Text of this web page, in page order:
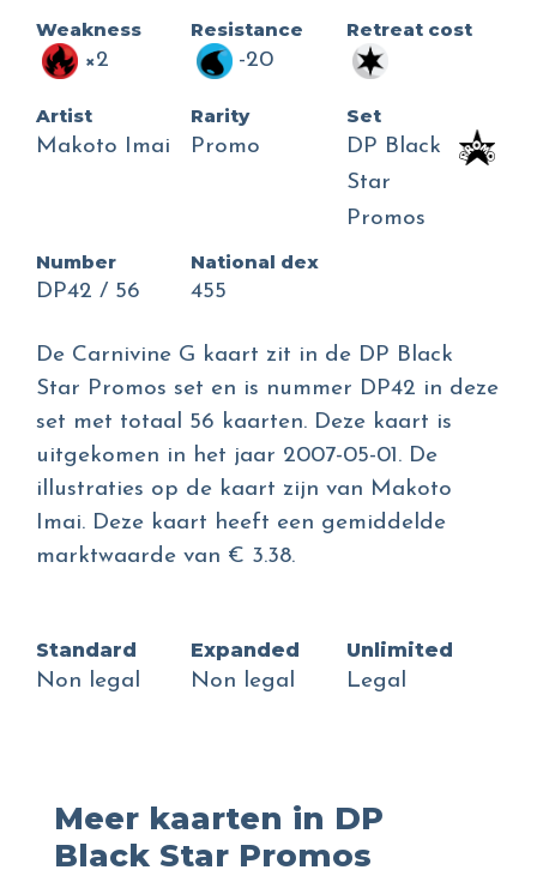
Weakness
×2
Resistance
-20
Retreat cost
Artist
Makoto Imai
Rarity
Promo
Set
DP Black
Star
Promos
Number
DP42 / 56
National dex
455
De Carnivine G kaart zit in de DP Black
Star Promos set en is nummer DP42 in deze
set met totaal 56 kaarten. Deze kaart is
uitgekomen in het jaar 2007-05-01. De
illustraties op de kaart zijn van Makoto
Imai. Deze kaart heeft een gemiddelde
marktwaarde van € 3.38.
Standard
Non legal
Expanded
Non legal
Unlimited
Legal
Meer kaarten in DP
Black Star Promos